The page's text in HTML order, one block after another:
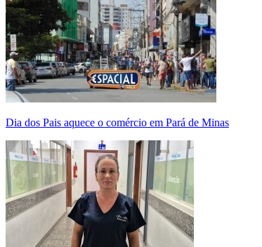
Dia dos Pais aquece o comércio em Pará de Minas